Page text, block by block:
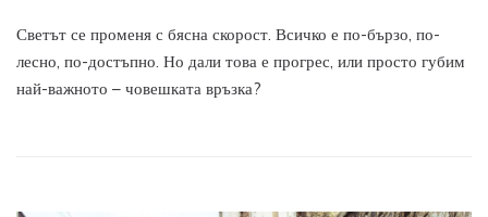
Светът се променя с бясна скорост. Всичко е по-бързо, по-
лесно, по-достъпно. Но дали това е прогрес, или просто губим
най-важното – човешката връзка?